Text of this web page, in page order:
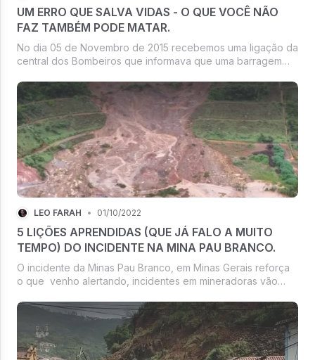
UM ERRO QUE SALVA VIDAS - O QUE VOCÊ NÃO
FAZ TAMBÉM PODE MATAR.
No dia 05 de Novembro de 2015 recebemos uma ligação da
central dos Bombeiros que informava que uma barragem
300 crianças tinha sido totalmente soterrada.
LÉO FARAH • 01/10/2022
5 LIÇÕES APRENDIDAS (QUE JÁ FALO A MUITO
TEMPO) DO INCIDENTE NA MINA PAU BRANCO.
O incidente da Minas Pau Branco, em Minas Gerais reforça
o que venho alertando, incidentes em mineradoras vão
pela necessidade de expansão das atividades no país, pela
crescente dema...